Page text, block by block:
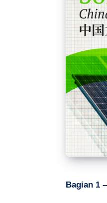
Bagian 1